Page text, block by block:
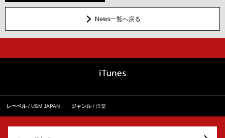
News一覧へ戻る
レーベル USM JAPAN ジャンル 洋楽